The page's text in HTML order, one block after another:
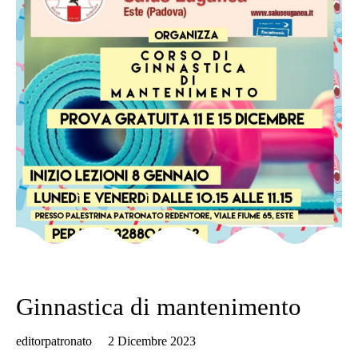
Ginnastica di mantenimento
editorpatronato 2 Dicembre 2023